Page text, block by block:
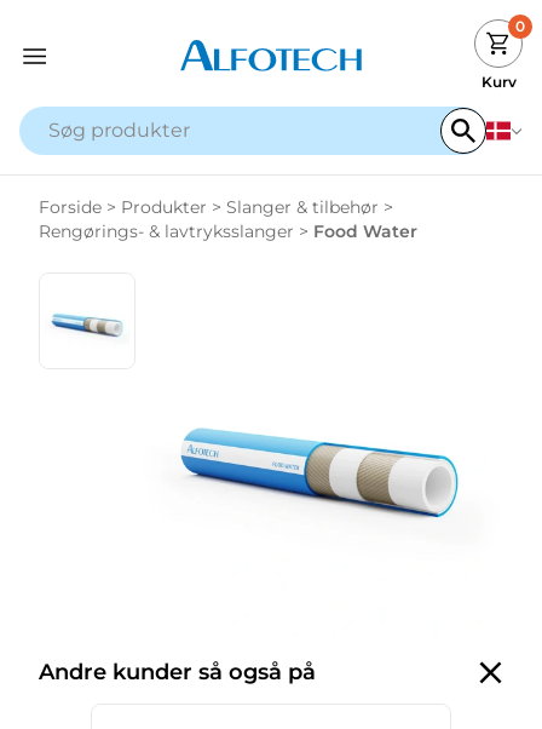
0
Kurv
Forside > Produkter > Slanger & tilbehør >
Rengørings- & lavtryksslanger > Food Water
Andre kunder så også på